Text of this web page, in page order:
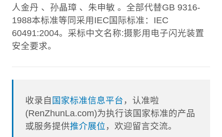
人金丹 、孙晶璋 、朱申敏 。全部代替GB 9316-
1988本标准等同采用IEC国际标准：IEC
60491:2004。采标中文名称:摄影用电子闪光装置
安全要求。
收录自 国家标准信息平台 ，认准啦
(RenZhunLa.com)为执行该国家标准的产品
或服务提供推介展位 ，欢迎留言交流。